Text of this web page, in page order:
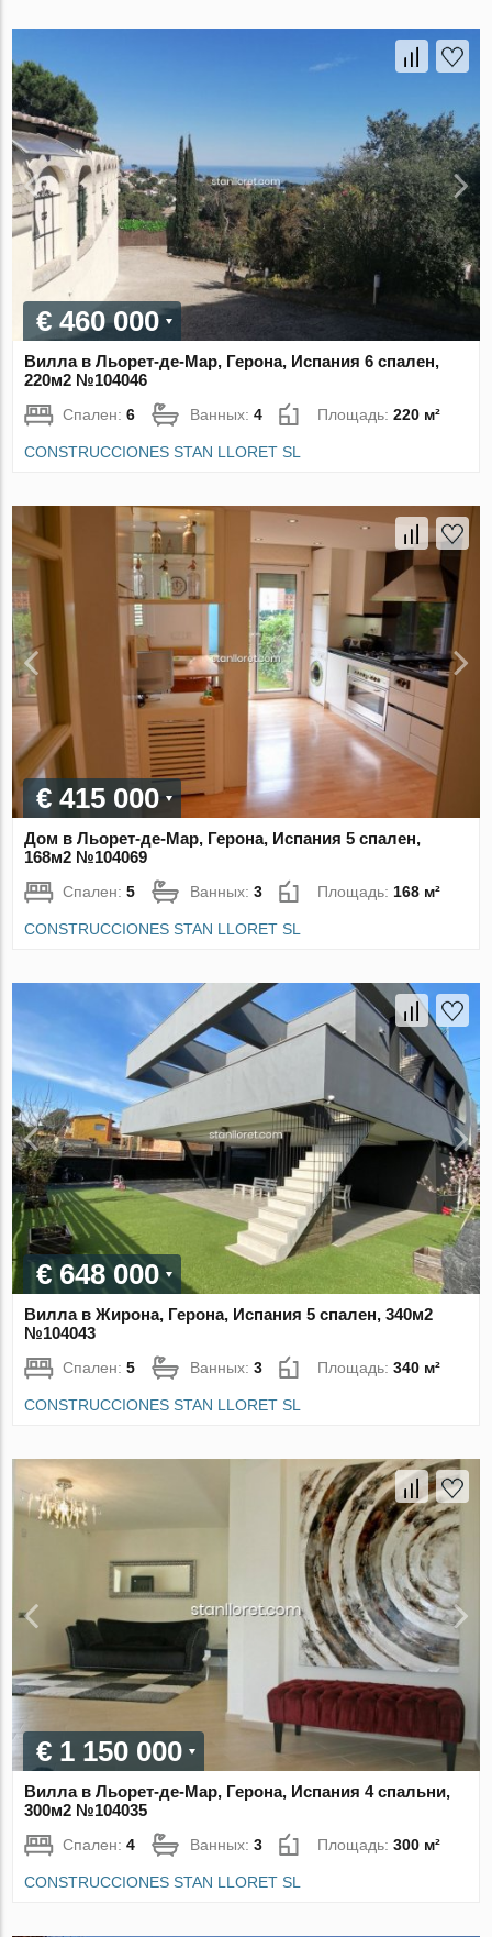
€ 460 000
Вилла в Льорет-де-Мар, Герона, Испания 6 спален,
220м2 №104046
Спален:6 Ванных:4 Площадь:220 м²
CONSTRUCCIONES STAN LLORET SL
€ 415 000
Дом в Льорет-де-Мар, Герона, Испания 5 спален,
168м2 №104069
Спален:5 Ванных:3 Площадь: 168 м²
CONSTRUCCIONES STAN LLORET SL
€ 648 000
Вилла в Жирона, Герона, Испания 5 спален, 340м2
№104043
Спален:5 Ванных:3 Площадь:340 м²
CONSTRUCCIONES STAN LLORET SL
€ 1 150 000
Вилла в Льорет-де-Мар, Герона, Испания 4 спальни,
300м2 №104035
Спален:4 Ванных:3 Площадь:300 м²
CONSTRUCCIONES STAN LLORET SL